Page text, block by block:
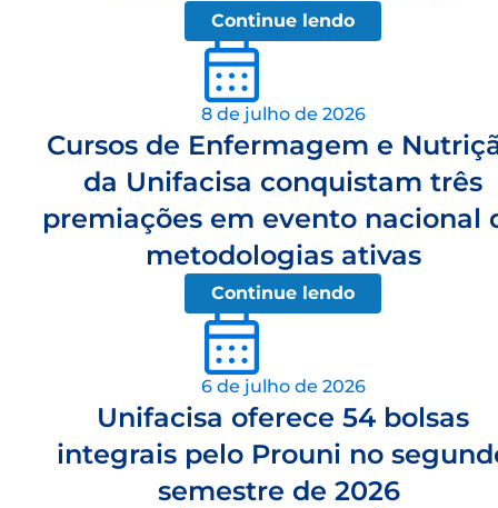
Continue lendo
8 de julho de 2026
Cursos de Enfermagem e
da Unifacisa conquistam três
premiações em evento nacional
metodologias ativas
Continue lendo
6 de julho de 2026
Unifacisa oferece 54 bolsas
integrais pelo Prouni no
semestre de 2026